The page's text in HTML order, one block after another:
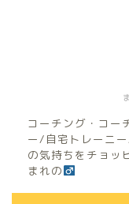
コーチング・コー
ー/自宅トレーニ
の気持ちをチョッ
まれの